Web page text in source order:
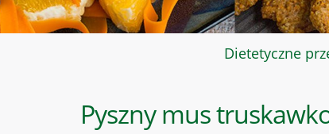
Dietetyczne
Pyszny mus